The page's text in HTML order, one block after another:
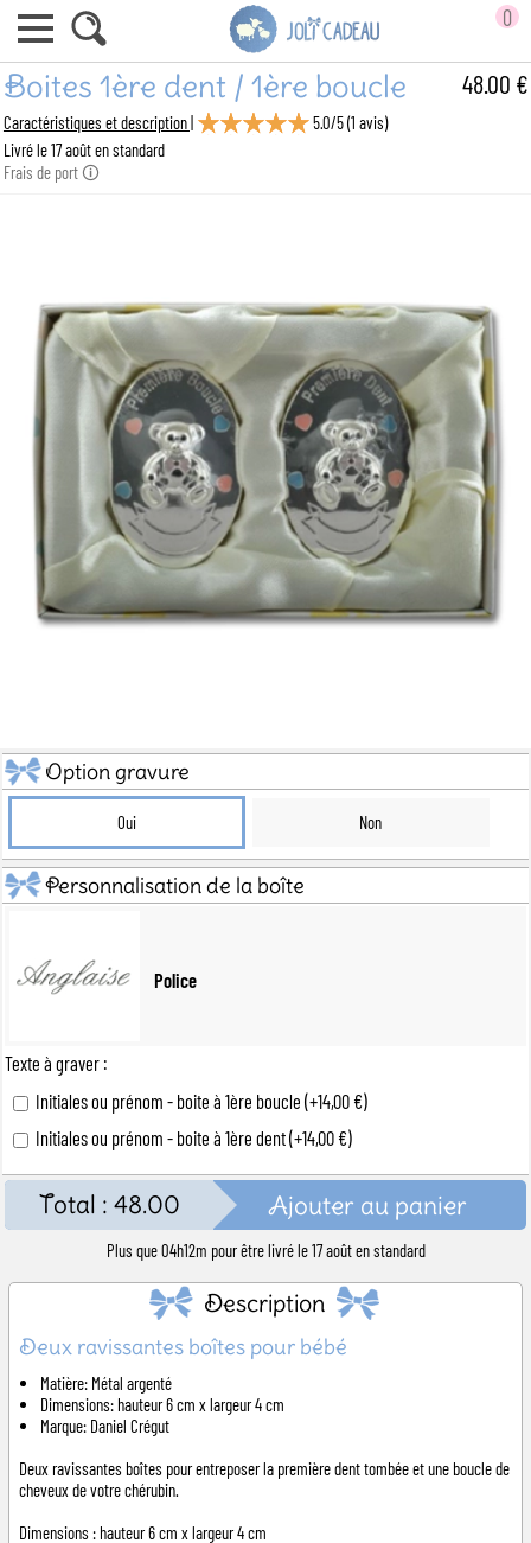
0
Boites 1ère dent / 1ère boucle
Caractéristiques et description | 5.0/5(1 avis)
Livré le 17 août en standard
Frais de port 🛈
48.00 €
Option gravure
Oui Non
Personnalisation de la boîte
Police
Texte à graver :
Initiales ou prénom - boite à 1ère boucle (+14,00 €)
Initiales ou prénom - boite à 1ère dent (+14,00 €)
Total : 48.00 Ajouter au panier
Plus que04h12m pour être livré le 17 août en standard
Description
Deux ravissantes boîtes pour bébé
Matière: Métal argenté
Dimensions: hauteur 6 cm x largeur 4 cm
Marque: Daniel Crégut
Deux ravissantes boîtes pour entreposer la première dent tombée et une boucle de
cheveux de votre chérubin.
Dimensions : hauteur 6 cm x largeur 4 cm